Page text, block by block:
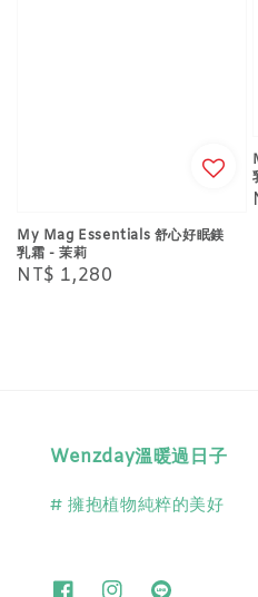
My Mag Essentials 舒心好眠鎂
乳霜 - 茉莉
Regular
NT$ 1,280
Wenzday溫暖過日子
# 擁抱植物純粹的美好